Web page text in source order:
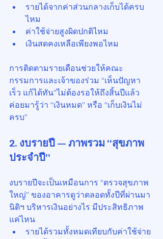
รายได้จากค่าส่วนกลางเก็บได้ครบ
ไหม
ค่าใช้จ่ายสูงผิดปกติไหม
เงินสดคงเหลือเพียงพอไหม
การติดตามรายเดือนช่วยให้คณะ
กรรมการและเจ้าของร่วม “เห็นปัญหา
เร็ว แก้ได้ทัน”ไม่ต้องรอให้ถึงสิ้นปีแล้ว
ค่อยมารู้ว่า “เงินหมด” หรือ “เก็บเงินไม่
ครบ”
2. งบรายปี — ภาพรวม “สุขภาพ
ประจำปี”
งบรายปีจะเป็นเหมือนการ “ตรวจสุขภาพ
ใหญ่” ของอาคารดูว่าตลอดทั้งปีที่ผ่านมา
นิติฯ บริหารเงินอย่างไร มีประสิทธิภาพ
แค่ไหน
รายได้รวมทั้งหมดเทียบกับค่าใช้จ่าย